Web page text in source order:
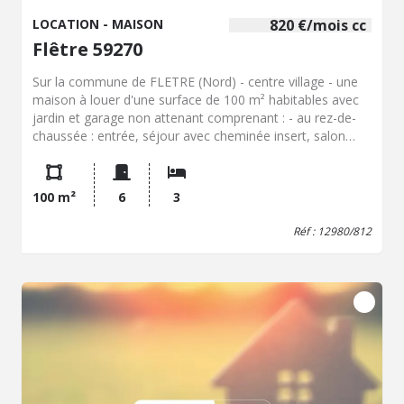
Gravelines.
820 €/mois cc
LOCATION - MAISON
Flêtre 59270
Sur la commune de FLETRE (Nord) - centre village - une
maison à louer d'une surface de 100 m² habitables avec
jardin et garage non attenant comprenant : - au rez-de-
chaussée : entrée, séjour avec cheminée insert, salon
baignoire), wc séparé et lingerie, cave - au 1er étage :
palier donnant sur 3 chambres Chauffage central gaz de
ville - Loyer 805 EUR + 15 EUR de charges (entretien
chaudière) 1er contact par mail UNIQUEMENT
100 m² 6 3
Réf : 12980/812